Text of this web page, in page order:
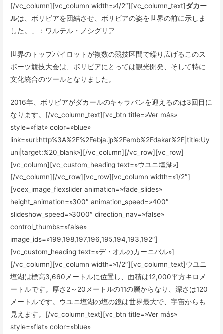
[/vc_column][vc_column width=»1/2″][vc_column_text]ダカー
ルは、ボリビアを団結させ、ボリビアの姿を世界の前に示しま
した。」：ワルテル・ノシグリア
世界のトップパイロットが複数の競技区間で繰り広げるこのス
ポーツ競技大会は、ボリビアにとっては観光開発、そして特に
文化統合のツールとなりました。
2016年、ボリビアがダカールのキャラバンを迎えるのは3回目に
なります。[/vc_column_text][vc_btn title=»Ver más»
style=»flat» color=»blue»
link=»url:http%3A%2F%2Febja.jp%2Femb%2Fdakar%2F|title:Uy
uni|target:%20_blank»][/vc_column][/vc_row][vc_row]
[vc_column][vc_custom_heading text=»ウユニ塩湖»]
[/vc_column][/vc_row][vc_row][vc_column width=»1/2″]
[vcex_image_flexslider animation=»fade_slides»
height_animation=»300″ animation_speed=»400″
slideshow_speed=»3000″ direction_nav=»false»
control_thumbs=»false»
image_ids=»199,198,197,196,195,194,193,192″]
[vc_custom_heading text=»デ・オルのカーニバル»]
[/vc_column][vc_column width=»1/2″][vc_column_text]ウユニ
塩湖は標高3,660メートルに位置し、面積は12,000平方キロメ
ートルです。厚さ2～20メートルの11の層からなり、深さは120
メートルです。ウユニ塩湖の塩の鏡は世界最大で、宇宙からも
見えます。[/vc_column_text][vc_btn title=»Ver más»
style=»flat» color=»blue»